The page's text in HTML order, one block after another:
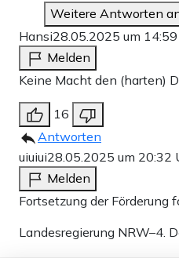
Weitere Antworten
Hansi28.05.2025 um
Melden
Keine Macht den (harten)
16
Antworten
uiuiui28.05.2025 um 20:32
Melden
Fortsetzung der Förderung
Landesregierung NRW–4.